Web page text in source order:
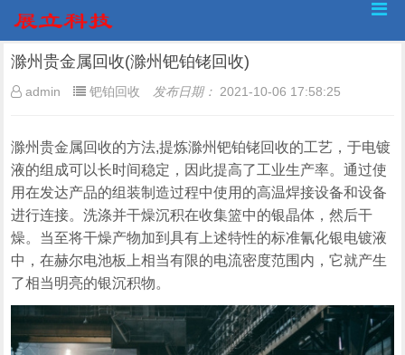
滁州贵金属回收(滁州钯铂铑回收)
admin 钯铂回收 发布日期： 2021-10-06 17:58:25
滁州贵金属回收的方法,提炼滁州钯铂铑回收的工艺，于电镀
液的组成可以长时间稳定，因此提高了工业生产率。通过使
用在发达产品的组装制造过程中使用的高温焊接设备和设备
进行连接。洗涤并干燥沉积在收集篮中的银晶体，然后干
燥。当至将干燥产物加到具有上述特性的标准氰化银电镀液
中，在赫尔电池板上相当有限的电流密度范围内，它就产生
了相当明亮的银沉积物。